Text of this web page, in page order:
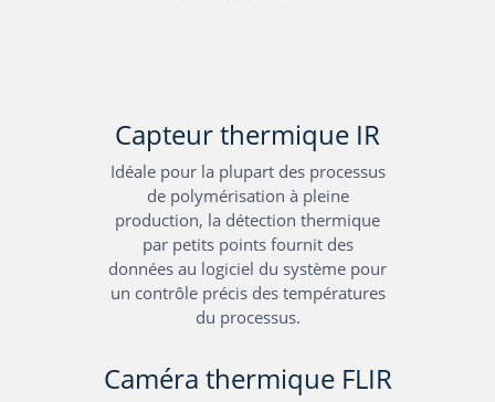
Capteur thermique IR
Idéale pour la plupart des processus
de polymérisation à pleine
production, la détection thermique
par petits points fournit des
données au logiciel du système pour
un contrôle précis des températures
du processus.
Caméra thermique FLIR